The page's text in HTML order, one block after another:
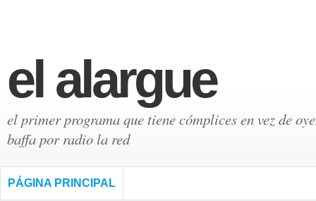
el alargue
el primer programa que tiene cómplices en vez de
baffa por radio la red
PÁGINA PRINCIPAL